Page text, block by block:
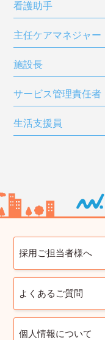
看護助手
主任ケアマネジャー
施設長
サービス管理責任者
生活支援員
採用ご担当者様へ
よくあるご質問
個人情報について